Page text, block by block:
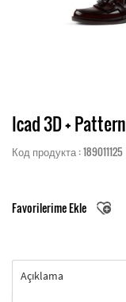
Icad 3D + Pattern
Код продукта : 189011125
Favorilerime Ekle
Açıklama